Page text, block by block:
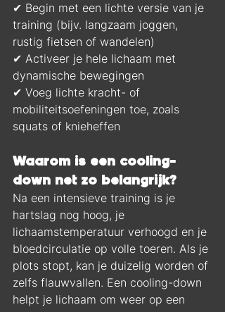
✔ Begin met een lichte versie van je
training (bijv. langzaam joggen,
rustig fietsen of wandelen)
✔ Activeer je hele lichaam met
dynamische bewegingen
✔ Voeg lichte kracht- of
mobiliteitsoefeningen toe, zoals
squats of knieheffen
Waarom is een cooling-
down net zo belangrijk?
Na een intensieve training is je
hartslag nog hoog, je
lichaamstemperatuur verhoogd en je
bloedcirculatie op volle toeren. Als je
plots stopt, kan je duizelig worden of
zelfs flauwvallen. Een cooling-down
helpt je lichaam om weer op een